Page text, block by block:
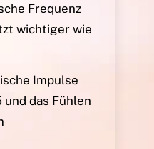
Frequenz
wichtiger wie
Impulse
und das Fühlen